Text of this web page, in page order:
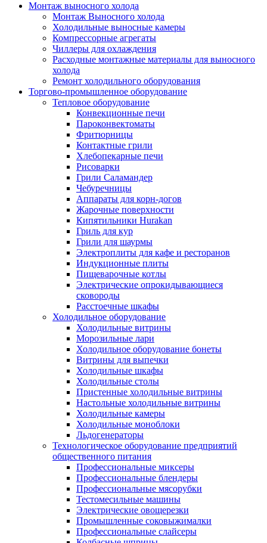
Монтаж выносного холода
Монтаж Выносного холода
Холодильные выносные камеры
Компрессорные агрегаты
Чиллеры для охлаждения
Расходные монтажные материалы для выносного
холода
Ремонт холодильного оборудования
Торгово-промышленное оборудование
Тепловое оборудование
Конвекционные печи
Пароконвектоматы
Фритюрницы
Контактные грили
Хлебопекарные печи
Рисоварки
Грили Саламандер
Чебуречницы
Аппараты для корн-догов
Жарочные поверхности
Кипятильники Hurakan
Гриль для кур
Грили для шаурмы
Электроплиты для кафе и ресторанов
Индукционные плиты
Пищеварочные котлы
Электрические опрокидывающиеся
сковороды
Расстоечные шкафы
Холодильное оборудование
Холодильные витрины
Морозильные лари
Холодильное оборудование бонеты
Витрины для выпечки
Холодильные шкафы
Холодильные столы
Пристенные холодильные витрины
Настольные холодильные витрины
Холодильные камеры
Холодильные моноблоки
Льдогенераторы
Технологическое оборудование предприятий
общественного питания
Профессиональные миксеры
Профессиональные блендеры
Профессиональные мясорубки
Тестомесильные машины
Электрические овощерезки
Промышленные соковыжималки
Профессиональные слайсеры